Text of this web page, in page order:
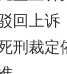
回上诉
刑裁定